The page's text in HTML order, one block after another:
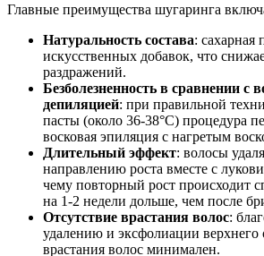
Главные преимущества шугаринга
Натуральность состава: сахарная
искусственных добавок, что
раздражений.
Безболезненность в сравнении с
депиляцией: при правильной
пасты (около 36-38°C) процедура
восковая эпиляция с нагретым
Длительный эффект: волосы
направлению роста вместе с
чему повторный рост происходит
на 1-2 недели дольше, чем после
Отсутствие врастания волос:
удалению и эксфолиации верхнего
врастания волос минимален.